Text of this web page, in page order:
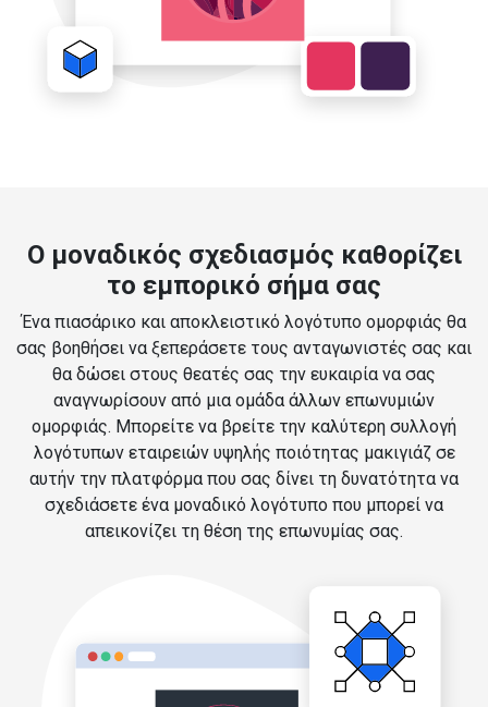
Ο μοναδικός σχεδιασμός καθορίζει
το εμπορικό σήμα σας
Ένα πιασάρικο και αποκλειστικό λογότυπο ομορφιάς θα
σας βοηθήσει να ξεπεράσετε τους ανταγωνιστές σας και
θα δώσει στους θεατές σας την ευκαιρία να σας
αναγνωρίσουν από μια ομάδα άλλων επωνυμιών
ομορφιάς. Μπορείτε να βρείτε την καλύτερη συλλογή
λογότυπων εταιρειών υψηλής ποιότητας μακιγιάζ σε
αυτήν την πλατφόρμα που σας δίνει τη δυνατότητα να
σχεδιάσετε ένα μοναδικό λογότυπο που μπορεί να
απεικονίζει τη θέση της επωνυμίας σας.